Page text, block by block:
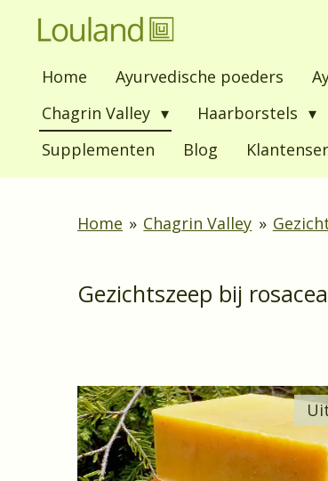
hoofdinhoud
Home Ayurvedische poeders
Chagrin Valley
Haarborstels
Supplementen
Blog
Home » Chagrin Valley »
Gezichtszeep bij rosacea